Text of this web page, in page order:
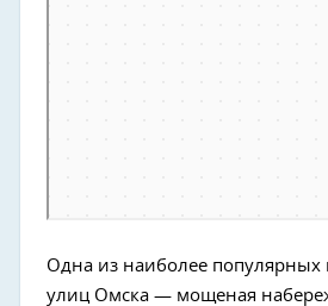
Одна из наиболее популярных
улиц Омска — мощеная